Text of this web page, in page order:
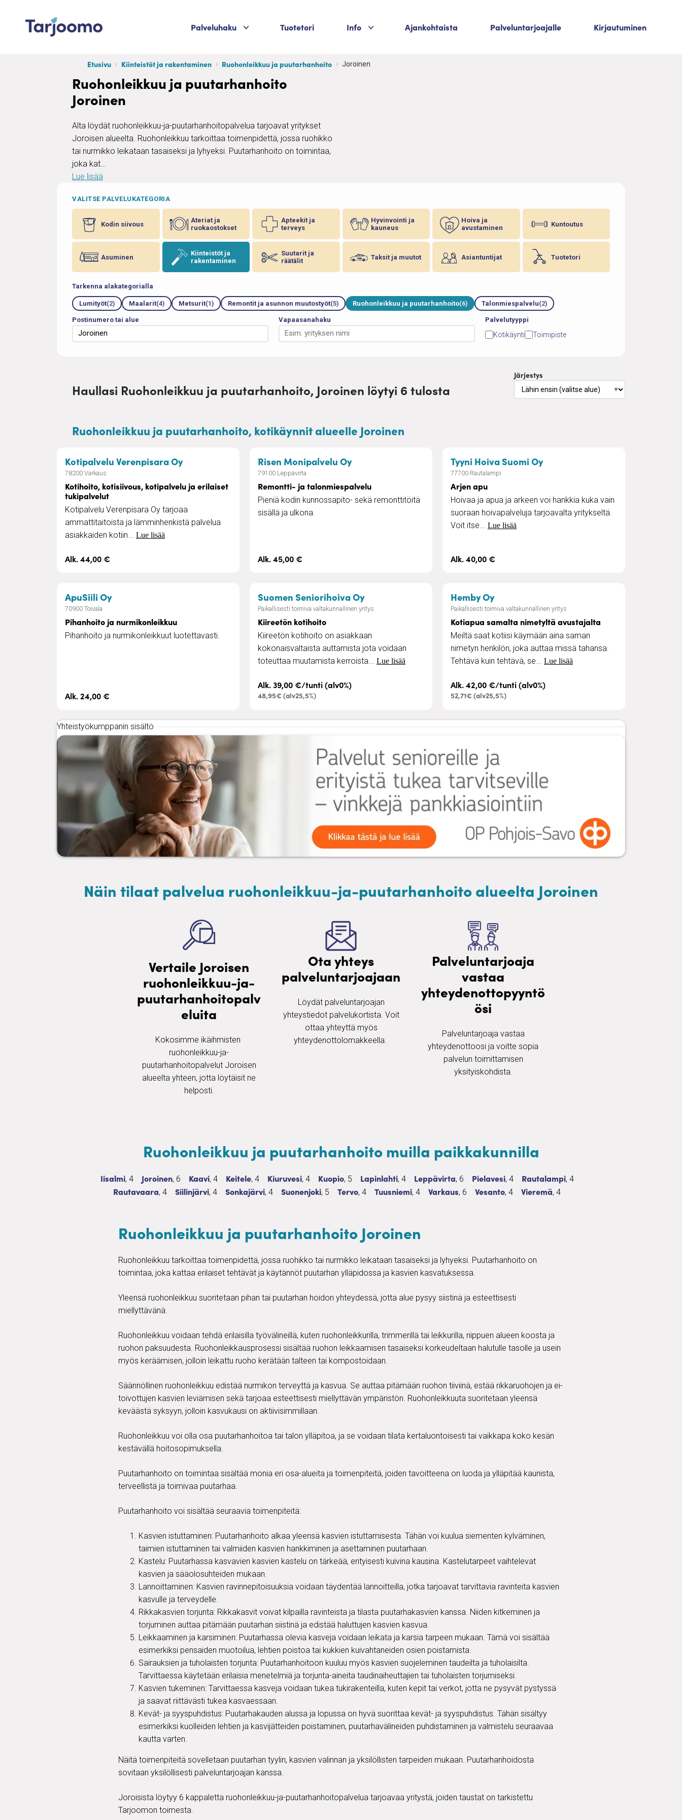
Palveluhaku Palvelukategoriat
Tuotetori Info Palvelukategoriat
Ajankohtaista Palveluntarjoajalle Kirjautuminen
Etusivu Kiinteistöt ja rakentaminen Ruohonleikkuu ja puutarhanhoito Joroinen
Ruohonleikkuu ja puutarhanhoito
Joroinen
Alta löydät ruohonleikkuu-ja-puutarhanhoitopalvelua tarjoavat yritykset
Joroisen alueelta. Ruohonleikkuu tarkoittaa toimenpidettä, jossa ruohikko
tai nurmikko leikataan tasaiseksi ja lyhyeksi. Puutarhanhoito on toimintaa,
joka kat…
Lue lisää
VALITSE PALVELUKATEGORIA
Kodin siivous
Ateriat ja
ruokaostokset
Apteekit ja
terveys
Hyvinvointi ja
kauneus
Hoiva ja
avustaminen
Kuntoutus
Asuminen
Kiinteistöt ja
rakentaminen
Suutarit ja
räätälit
Taksit ja muutot Asiantuntijat Tuotetori
Tarkenna alakategorialla
Lumityöt(2) Maalarit(4) Metsurit(1) Remontit ja asunnon muutostyöt(5) Ruohonleikkuu ja puutarhanhoito(6) Talonmiespalvelu(2)
Postinumero tai alue Vapaasanahaku Palvelutyyppi
Kotikäynti Toimipiste
Haullasi Ruohonleikkuu ja puutarhanhoito, Joroinen löytyi 6 tulosta
Järjestys
▼
Ruohonleikkuu ja puutarhanhoito, kotikäynnit alueelle Joroinen
Kotipalvelu Verenpisara Oy– Kotihoito, kotisiivous, kotipalvelu ja erilaiset tukipalvelut
78200 Varkaus
Kotihoito, kotisiivous, kotipalvelu ja erilaiset
tukipalvelut
Kotipalvelu Verenpisara Oy tarjoaa
ammattitaitoista ja lämminhenkistä palvelua
asiakkaiden kotiin... Lue lisää
Alk. 44,00 €
Risen Monipalvelu Oy– Remontti- ja talonmiespalvelu
79100 Leppävirta
Remontti- ja talonmiespalvelu
Pieniä kodin kunnossapito- sekä remonttitöitä
sisällä ja ulkona.
Alk. 45,00 €
Tyyni Hoiva Suomi Oy– Arjen apu
77700 Rautalampi
Arjen apu
Hoivaa ja apua ja arkeen voi hankkia kuka vain
suoraan hoivapalveluja tarjoavalta yritykseltä.
Voit itse... Lue lisää
Alk. 40,00 €
ApuSiili Oy– Pihanhoito ja nurmikonleikkuu
70900 Toivala
Pihanhoito ja nurmikonleikkuu
Pihanhoito ja nurmikonleikkuut luotettavasti.
Alk. 24,00 €
Suomen Seniorihoiva Oy– Kiireetön kotihoito
Paikallisesti toimiva valtakunnallinen yritys
Kiireetön kotihoito
Kiireetön kotihoito on asiakkaan
kokonaisvaltaista auttamista jota voidaan
toteuttaa muutamista kerroista... Lue lisää
Alk. 39,00 €/tunti (alv0%)
48,95€ (alv25,5%)
Hemby Oy– Kotiapua samalta nimetyltä avustajalta
Paikallisesti toimiva valtakunnallinen yritys
Kotiapua samalta nimetyltä avustajalta
Meiltä saat kotiisi käymään aina saman
nimetyn henkilön, joka auttaa missä tahansa.
Tehtävä kuin tehtävä, se... Lue lisää
Alk. 42,00 €/tunti (alv0%)
52,71€ (alv25,5%)
Yhteistyökumppanin sisältö
Näin tilaat palvelua ruohonleikkuu-ja-puutarhanhoito alueelta Joroinen
Vertaile Joroisen
ruohonleikkuu-ja-
puutarhanhoitopalv
eluita
Kokosimme ikäihmisten ​
ruohonleikkuu-ja-
puutarhanhoitopalvelut Joroisen
alueelta yhteen, jotta löytäisit ne
helposti.
Ota yhteys
palveluntarjoajaan
Löydät palveluntarjoajan
yhteystiedot palvelukortista. Voit
ottaa yhteyttä myös
yhteydenottolomakkeella. ​
Palveluntarjoaja
vastaa
yhteydenottopyyntö
ösi
Palveluntarjoaja vastaa
yhteydenottoosi ja voitte sopia
palvelun toimittamisen
yksityiskohdista.
Ruohonleikkuu ja puutarhanhoito muilla paikkakunnilla
Ruohonleikkuu ja puutarhanhoito
Iisalmi4 palvelua
, 4 Ruohonleikkuu ja puutarhanhoito
Joroinen6 palvelua
, 6 Ruohonleikkuu ja puutarhanhoito
Kaavi4 palvelua
, 4 Ruohonleikkuu ja puutarhanhoito
Keitele4 palvelua
, 4 Ruohonleikkuu ja puutarhanhoito
Kiuruvesi4 palvelua
, 4 Ruohonleikkuu ja puutarhanhoito
Kuopio5 palvelua
, 5 Ruohonleikkuu ja puutarhanhoito
Lapinlahti4 palvelua
, 4 Ruohonleikkuu ja puutarhanhoito
Leppävirta6 palvelua
, 6 Ruohonleikkuu ja puutarhanhoito
Pielavesi4 palvelua
, 4 Ruohonleikkuu ja puutarhanhoito
Rautalampi4 palvelua
, 4
Ruohonleikkuu ja puutarhanhoito
Rautavaara 4 palvelua
, 4 Ruohonleikkuu ja puutarhanhoito
Siilinjärvi4 palvelua
, 4 Ruohonleikkuu ja puutarhanhoito
Sonkajärvi4 palvelua
, 4 Ruohonleikkuu ja puutarhanhoito
Suonenjoki5 palvelua
, 5 Ruohonleikkuu ja puutarhanhoito
Tervo4 palvelua
, 4 Ruohonleikkuu ja puutarhanhoito
Tuusniemi4 palvelua
, 4 Ruohonleikkuu ja puutarhanhoito
Varkaus 6 palvelua
, 6 Ruohonleikkuu ja puutarhanhoito
Vesanto4 palvelua
, 4 Ruohonleikkuu ja puutarhanhoito
Vieremä 4 palvelua
, 4
Ruohonleikkuu ja puutarhanhoito Joroinen
Ruohonleikkuu tarkoittaa toimenpidettä, jossa ruohikko tai nurmikko leikataan tasaiseksi ja lyhyeksi. Puutarhanhoito on
toimintaa, joka kattaa erilaiset tehtävät ja käytännöt puutarhan ylläpidossa ja kasvien kasvatuksessa.
Yleensä ruohonleikkuu suoritetaan pihan tai puutarhan hoidon yhteydessä, jotta alue pysyy siistinä ja esteettisesti
miellyttävänä.
Ruohonleikkuu voidaan tehdä erilaisilla työvälineillä, kuten ruohonleikkurilla, trimmerillä tai leikkurilla, riippuen alueen koosta ja
ruohon paksuudesta. Ruohonleikkausprosessi sisältää ruohon leikkaamisen tasaiseksi korkeudeltaan halutulle tasolle ja usein
myös keräämisen, jolloin leikattu ruoho kerätään talteen tai kompostoidaan.
Säännöllinen ruohonleikkuu edistää nurmikon terveyttä ja kasvua. Se auttaa pitämään ruohon tiiviinä, estää rikkaruohojen ja ei-
toivottujen kasvien leviämisen sekä tarjoaa esteettisesti miellyttävän ympäristön. Ruohonleikkuuta suoritetaan yleensä
keväästä syksyyn, jolloin kasvukausi on aktiivisimmillaan.
Ruohonleikkuu voi olla osa puutarhanhoitoa tai talon ylläpitoa, ja se voidaan tilata kertaluontoisesti tai vaikkapa koko kesän
kestävällä hoitosopimuksella.
Puutarhanhoito on toimintaa sisältää monia eri osa-alueita ja toimenpiteitä, joiden tavoitteena on luoda ja ylläpitää kaunista,
terveellistä ja toimivaa puutarhaa.
Puutarhanhoito voi sisältää seuraavia toimenpiteitä:
Kasvien istuttaminen: Puutarhanhoito alkaa yleensä kasvien istuttamisesta. Tähän voi kuulua siementen kylväminen,
taimien istuttaminen tai valmiiden kasvien hankkiminen ja asettaminen puutarhaan.
Kastelu: Puutarhassa kasvavien kasvien kastelu on tärkeää, erityisesti kuivina kausina. Kastelutarpeet vaihtelevat
kasvien ja sääolosuhteiden mukaan.
Lannoittaminen: Kasvien ravinnepitoisuuksia voidaan täydentää lannoitteilla, jotka tarjoavat tarvittavia ravinteita kasvien
kasvulle ja terveydelle.
Rikkakasvien torjunta: Rikkakasvit voivat kilpailla ravinteista ja tilasta puutarhakasvien kanssa. Niiden kitkeminen ja
torjuminen auttaa pitämään puutarhan siistinä ja edistää haluttujen kasvien kasvua.
Leikkaaminen ja karsiminen: Puutarhassa olevia kasveja voidaan leikata ja karsia tarpeen mukaan. Tämä voi sisältää
esimerkiksi pensaiden muotoilua, lehtien poistoa tai kukkien kuivahtaneiden osien poistamista.
Sairauksien ja tuholaisten torjunta: Puutarhanhoitoon kuuluu myös kasvien suojeleminen taudeilta ja tuholaisilta.
Tarvittaessa käytetään erilaisia menetelmiä ja torjunta-aineita taudinaiheuttajien tai tuholaisten torjumiseksi.
Kasvien tukeminen: Tarvittaessa kasveja voidaan tukea tukirakenteilla, kuten kepit tai verkot, jotta ne pysyvät pystyssä
ja saavat riittävästi tukea kasvaessaan.
Kevät- ja syyspuhdistus: Puutarhakauden alussa ja lopussa on hyvä suorittaa kevät- ja syyspuhdistus. Tähän sisältyy
esimerkiksi kuolleiden lehtien ja kasvijätteiden poistaminen, puutarhavälineiden puhdistaminen ja valmistelu seuraavaa
kautta varten.
Näitä toimenpiteitä sovelletaan puutarhan tyylin, kasvien valinnan ja yksilöllisten tarpeiden mukaan. Puutarhanhoidosta
sovitaan yksilöllisesti palveluntarjoajan kanssa.
Joroisista löytyy 6 kappaletta ruohonleikkuu-ja-puutarhanhoitopalvelua tarjoavaa yritystä, joiden taustat on tarkistettu
Tarjoomon toimesta.